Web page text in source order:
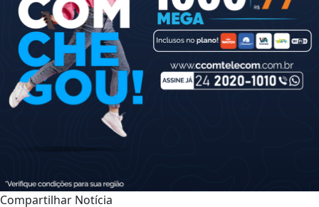
Compartilhar Notícia